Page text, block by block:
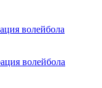
волейбола
волейбола